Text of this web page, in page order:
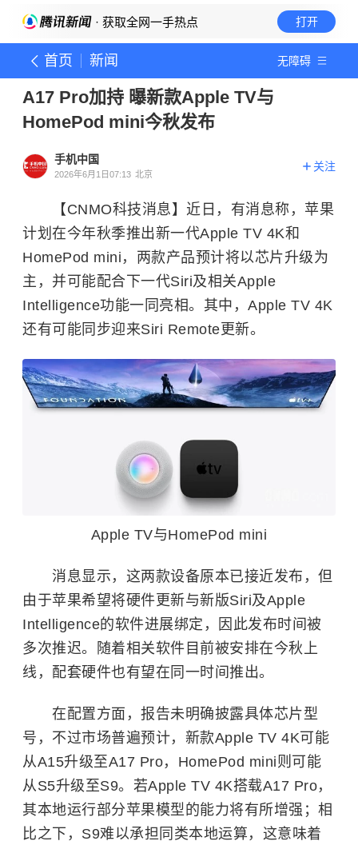
· 获取全网一手热点 打开
首页 新闻 无障碍
A17 Pro加持 曝新款Apple TV与
HomePod mini今秋发布
手机中国
2026年6月1日07:13 北京
关注
【CNMO科技消息】近日，有消息称，苹果
计划在今年秋季推出新一代Apple TV 4K和
HomePod mini，两款产品预计将以芯片升级为
主，并可能配合下一代Siri及相关Apple
Intelligence功能一同亮相。其中，Apple TV 4K
还有可能同步迎来Siri Remote更新。
Apple TV与HomePod mini
消息显示，这两款设备原本已接近发布，但
由于苹果希望将硬件更新与新版Siri及Apple
Intelligence的软件进展绑定，因此发布时间被
多次推迟。随着相关软件目前被安排在今秋上
线，配套硬件也有望在同一时间推出。
在配置方面，报告未明确披露具体芯片型
号，不过市场普遍预计，新款Apple TV 4K可能
从A15升级至A17 Pro，HomePod mini则可能
从S5升级至S9。若Apple TV 4K搭载A17 Pro，
其本地运行部分苹果模型的能力将有所增强；相
比之下，S9难以承担同类本地运算，这意味着